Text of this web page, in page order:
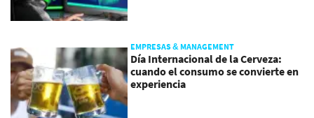
EMPRESAS & MANAGEMENT
Día Internacional de la Cerveza:
cuando el consumo se convierte en
experiencia